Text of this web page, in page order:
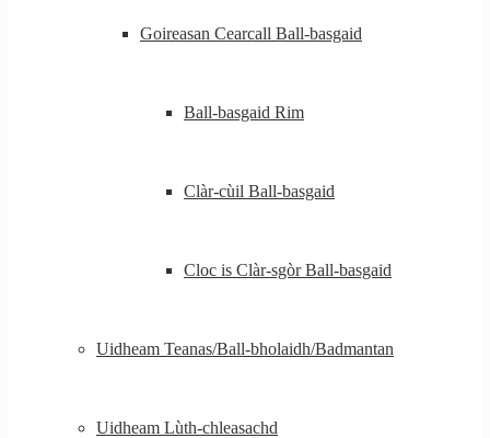
Goireasan Cearcall Ball-basgaid
Ball-basgaid Rim
Clàr-cùil Ball-basgaid
Cloc is Clàr-sgòr Ball-basgaid
Uidheam Teanas/Ball-bholaidh/Badmantan
Uidheam Lùth-chleasachd